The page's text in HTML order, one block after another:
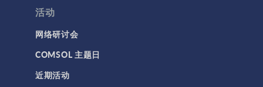
活动
网络研讨会
COMSOL 主题日
近期活动